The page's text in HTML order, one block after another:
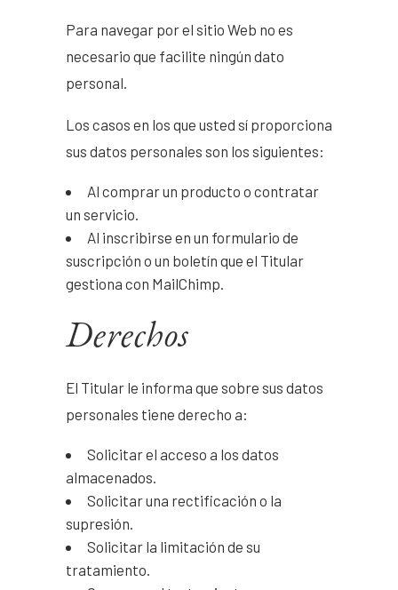
Para navegar por el sitio Web no es
necesario que facilite ningún dato
personal.
Los casos en los que usted sí proporciona
sus datos personales son los siguientes:
Al comprar un producto o contratar
un servicio.
Al inscribirse en un formulario de
suscripción o un boletín que el Titular
gestiona con MailChimp.
Derechos
El Titular le informa que sobre sus datos
personales tiene derecho a:
Solicitar el acceso a los datos
almacenados.
Solicitar una rectificación o la
supresión.
Solicitar la limitación de su
tratamiento.